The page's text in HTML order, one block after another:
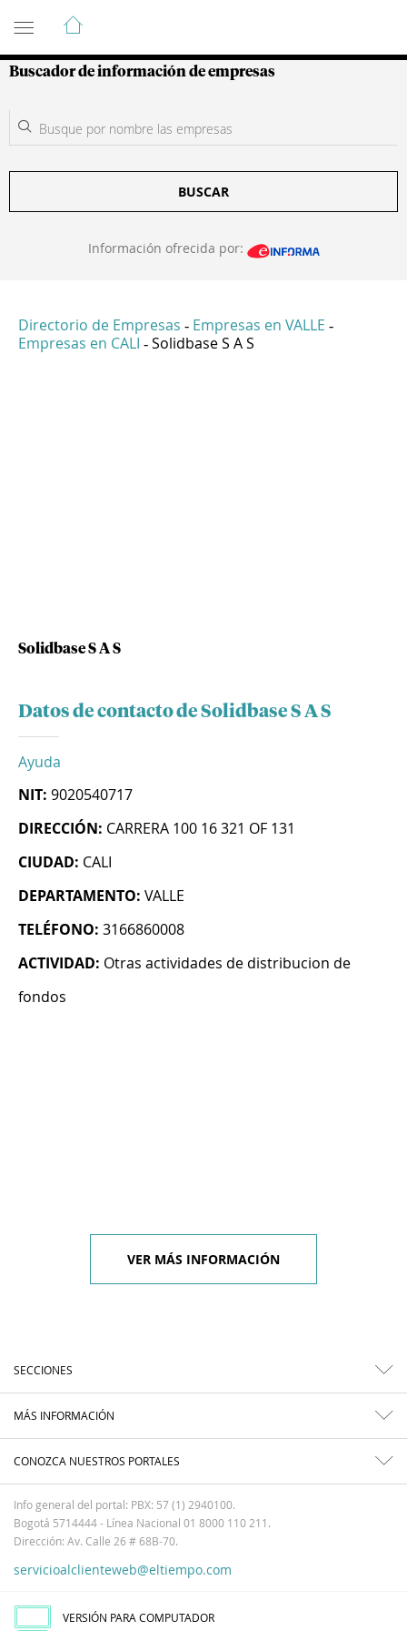
Guía de Empresas Colombianas
Buscador de información de empresas
BUSCAR
Información ofrecida por:
Directorio de Empresas - Empresas en VALLE -
Empresas en CALI - Solidbase S A S
Solidbase S A S
Datos de contacto de Solidbase S A S
Ayuda
NIT: 9020540717
DIRECCIÓN: CARRERA 100 16 321 OF 131
CIUDAD: CALI
DEPARTAMENTO: VALLE
TELÉFONO: 3166860008
ACTIVIDAD: Otras actividades de distribucion de
fondos
VER MÁS INFORMACIÓN
SECCIONES
MÁS INFORMACIÓN
CONOZCA NUESTROS PORTALES
Info general del portal: PBX: 57 (1) 2940100.
Bogotá 5714444 - Línea Nacional 01 8000 110 211.
Dirección: Av. Calle 26 # 68B-70.
servicioalclienteweb@eltiempo.com
VERSIÓN PARA COMPUTADOR